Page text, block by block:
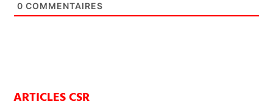
0 COMMENTAIRES
ARTICLES CSR